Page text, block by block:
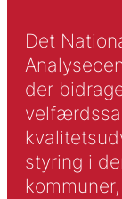
Det
der
styring i